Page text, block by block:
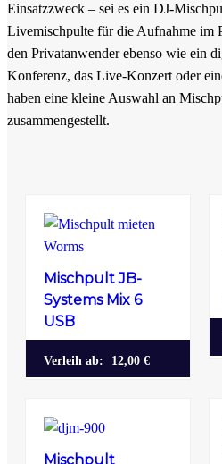
Einsatzzweck – sei es ein DJ-
Livemischpulte für die Aufnahme im
den Privatanwender ebenso wie ein
Konferenz, das Live-Konzert oder
haben eine kleine Auswahl an
zusammengestellt.
Mischpult JB-
Systems Mix 6
USB
Verleih ab: 12,00 €
Mischpult